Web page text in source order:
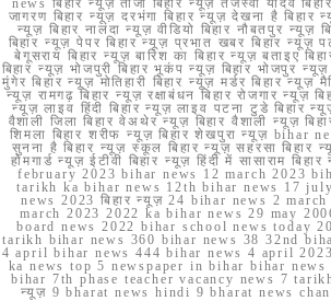
news बिहार न्यूज़ ताजा बिहार न्यूज़ तेजस्वी यादव
जागरण बिहार न्यूज़ दरभंगा बिहार न्यूज़ देखना है बिहार
न्यूज़ बिहार नालंदा न्यूज़ वीडियो बिहार नौबतपुर
बिहार न्यूज़ पेपर बिहार न्यूज़ प्रभात खबर बिहार
बेगूसराय बिहार न्यूज़ बारिश का बिहार न्यूज़ बताइए
बिहार न्यूज़ भोजपुरी बिहार भूकंप न्यूज़ बिहार भोजपुर
मुंगेर बिहार न्यूज़ मोतिहारी बिहार न्यूज़ मर्डर बिहार
न्यूज़ रामगढ़ बिहार न्यूज़ रक्षाबंधन बिहार रोजगार
न्यूज़ लाइव हिंदी बिहार न्यूज़ लाइव पटना टुडे
वैशाली जिला बिहार वेअथेर न्यूज़ बिहार वैशाली न्यूज़
शिमला बिहार शरीफ न्यूज़ बिहार शेखपुरा न्यूज़ bihar
सुनना है बिहार न्यूज़ स्कूल बिहार न्यूज़ सहरसा बिहार
होमगार्ड न्यूज़ ईटीवी बिहार न्यूज़ हिंदी में सासाराम
february 2023 bihar news 12 march 2023
tarikh ka bihar news 12th bihar news 17
news 2023 बिहार न्यूज़ 24 bihar news 2
march 2023 2022 ka bihar news 29 may
board news 2022 bihar school news today
tarikh bihar news 360 bihar news 38 32nd
4 april bihar news 444 bihar news 4 april
ka news top 5 newspaper in bihar bihar
bihar 7th phase teacher vacancy news 7
न्यूज़ 9 bharat news hindi 9 bharat news